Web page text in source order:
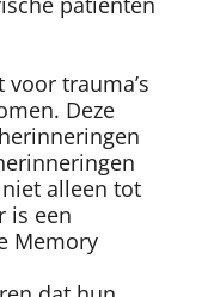
voor trauma’s
Deze
alleen tot
is een
Memory